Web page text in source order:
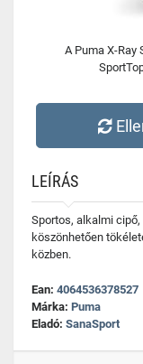
A Puma X-Ray
LEÍRÁS
Sportos, alkalmi
köszönhetően
közben.
Ean: 4064536378527
Márka: Puma
Eladó: SanaSport